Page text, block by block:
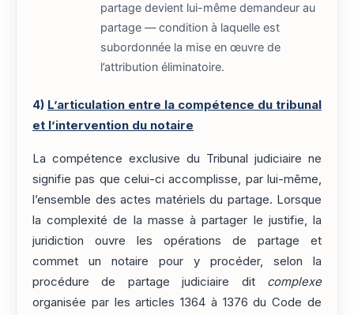
partage devient lui-même demandeur au
partage — condition à laquelle est
subordonnée la mise en œuvre de
l’attribution éliminatoire.
4) L’articulation entre la compétence du tribunal
et l’intervention du notaire
La compétence exclusive du Tribunal judiciaire ne
signifie pas que celui-ci accomplisse, par lui-même,
l’ensemble des actes matériels du partage. Lorsque
la complexité de la masse à partager le justifie, la
juridiction ouvre les opérations de partage et
commet un notaire pour y procéder, selon la
procédure de partage judiciaire dit complexe
organisée par les articles 1364 à 1376 du Code de